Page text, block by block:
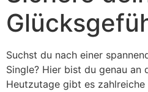
Suchst du nach einer
Single? Hier bist du genau an
Heutzutage gibt es zahlreiche